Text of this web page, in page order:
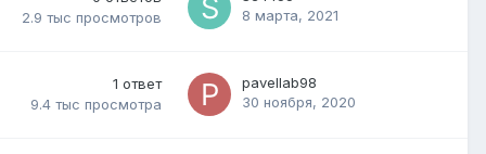
2.9 тыс просмотров
8 марта, 2021
1 ответ
9.4 тыс просмотра
pavellab98
30 ноября, 2020